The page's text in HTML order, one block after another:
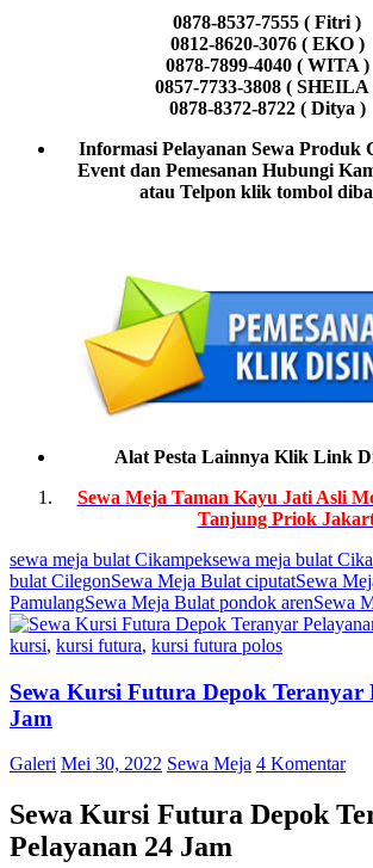
0878-8537-7555 ( Fitri )
0812-8620-3076 ( EKO )
0878-7899-4040 ( WITA )
0857-7733-3808 ( SHEILA
0878-8372-8722 ( Ditya )
Informasi Pelayanan Sewa Produk
Event dan Pemesanan Hubungi
atau Telpon klik tombol
Alat Pesta Lainnya Klik Link
Sewa Meja Taman Kayu Jati Asli
Tanjung Priok
sewa meja bulat Cikampeksewa meja bulat
bulat CilegonSewa Meja Bulat ciputatSewa
PamulangSewa Meja Bulat pondok arenSewa
kursi, kursi futura, kursi futura polos
Sewa Kursi Futura Depok Teranyar
Jam
Galeri Mei 30, 2022 Sewa Meja 4 Komentar
Sewa Kursi Futura Depok
Pelayanan 24 Jam